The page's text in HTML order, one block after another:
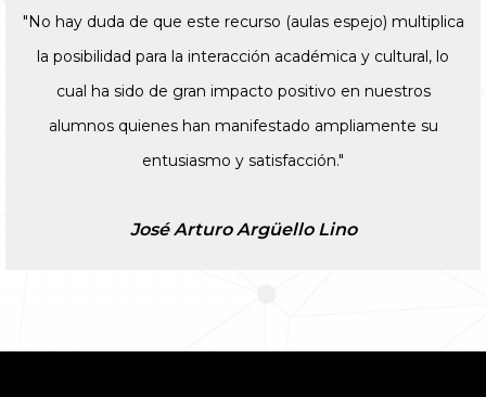
"No hay duda de que este recurso (aulas espejo) multiplica
la posibilidad para la interacción académica y cultural, lo
cual ha sido de gran impacto positivo en nuestros
alumnos quienes han manifestado ampliamente su
entusiasmo y satisfacción."
José Arturo Argüello Lino